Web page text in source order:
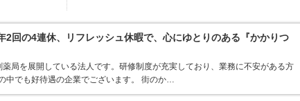
2回の4連休、リフレッシュ休暇で、心にゆとりのある『かかりつ
局を展開している法人です。研修制度が充実しており、業務に不安がある方
中でも好待遇の企業でございます。 街のか…